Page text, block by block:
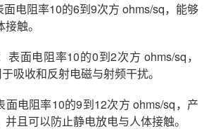
电阻率10的6到9次方 ohms/sq，能够
触。
表面电阻率10的0到2次方 ohms/sq，
吸收和反射电磁与射频干扰。
面电阻率10的9到12次方 ohms/sq，产
且可以防止静电放电与人体接触。